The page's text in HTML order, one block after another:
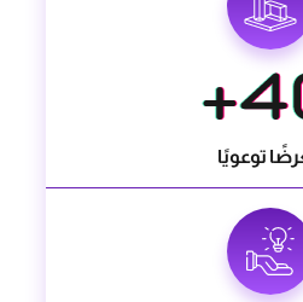
توعويًا